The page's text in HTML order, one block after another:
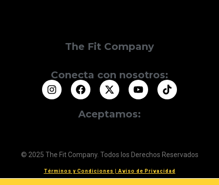
The Fit Company
Conecta con nosotros:
Aceptamos:
© 2025 The Fit Company. Todos los Derechos Reservados
Términos y Condiciones Aviso de Privacidad